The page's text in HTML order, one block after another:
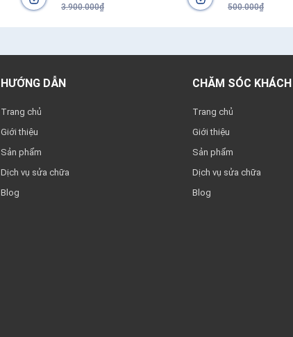
3.900.000₫ 500.000₫
HƯỚNG DẪN
Trang chủ
Giới thiệu
Sản phẩm
Dịch vụ sửa chữa
Blog
CHĂM SÓC
Trang chủ
Giới thiệu
Sản phẩm
Dịch vụ sửa chữa
Blog